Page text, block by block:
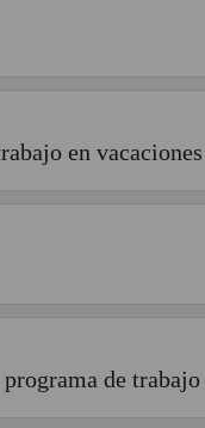
en
de trabajo